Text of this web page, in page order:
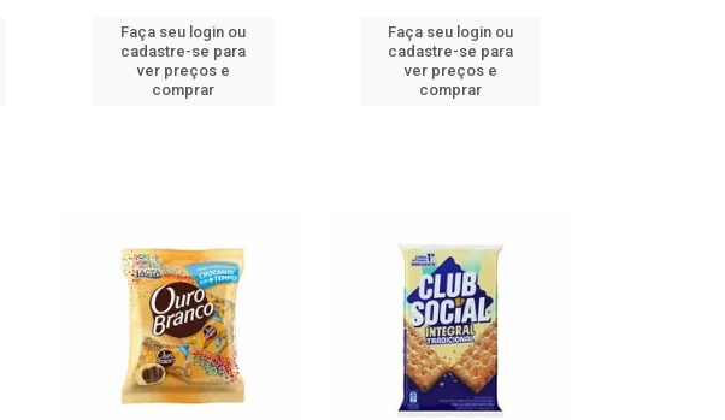
Faça seu login ou
cadastre-se para
ver preços e
comprar
Faça seu login ou
cadastre-se para
ver preços e
comprar